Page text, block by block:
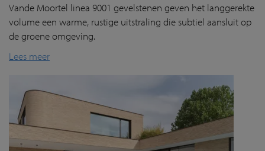
Vande Moortel linea 9001 gevelstenen geven het langgerekte
volume een warme, rustige uitstraling die subtiel aansluit op
de groene omgeving.
Lees meer